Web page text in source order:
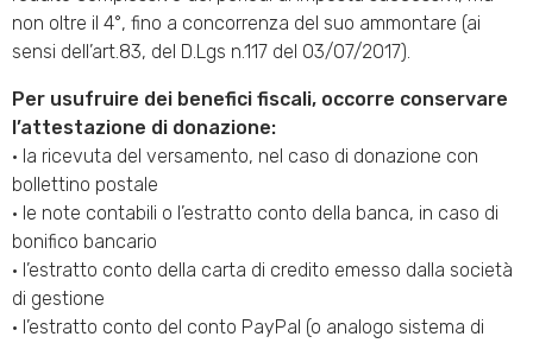
non oltre il 4°, fino a concorrenza del suo ammontare (ai
sensi dell’art.83, del D.Lgs n.117 del 03/07/2017).
Per usufruire dei benefici fiscali, occorre conservare
l’attestazione di donazione:
• la ricevuta del versamento, nel caso di donazione con
bollettino postale
• le note contabili o l’estratto conto della banca, in caso di
bonifico bancario
• l’estratto conto della carta di credito emesso dalla società
di gestione
• l’estratto conto del conto PayPal (o analogo sistema di